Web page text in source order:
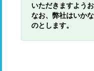
いただきますようお
なお、弊社はいか
のとします。